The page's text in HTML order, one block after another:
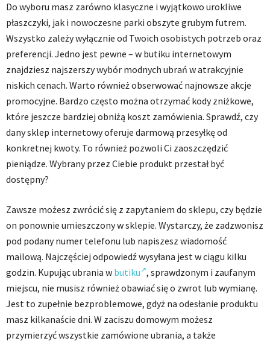
Do wyboru masz zarówno klasyczne i wyjątkowo urokliwe
płaszczyki, jak i nowoczesne parki obszyte grubym futrem.
Wszystko zależy wyłącznie od Twoich osobistych potrzeb oraz
preferencji. Jedno jest pewne – w butiku internetowym
znajdziesz najszerszy wybór modnych ubrań w atrakcyjnie
niskich cenach. Warto również obserwować najnowsze akcje
promocyjne. Bardzo często można otrzymać kody zniżkowe,
które jeszcze bardziej obniżą koszt zamówienia. Sprawdź, czy
dany sklep internetowy oferuje darmową przesyłkę od
konkretnej kwoty. To również pozwoli Ci zaoszczędzić
pieniądze. Wybrany przez Ciebie produkt przestał być
dostępny?
Zawsze możesz zwrócić się z zapytaniem do sklepu, czy będzie
on ponownie umieszczony w sklepie. Wystarczy, że zadzwonisz
pod podany numer telefonu lub napiszesz wiadomość
mailową. Najczęściej odpowiedź wysyłana jest w ciągu kilku
godzin. Kupując ubrania w butiku , sprawdzonym i zaufanym
miejscu, nie musisz również obawiać się o zwrot lub wymianę.
Jest to zupełnie bezproblemowe, gdyż na odesłanie produktu
masz kilkanaście dni. W zaciszu domowym możesz
przymierzyć wszystkie zamówione ubrania, a także